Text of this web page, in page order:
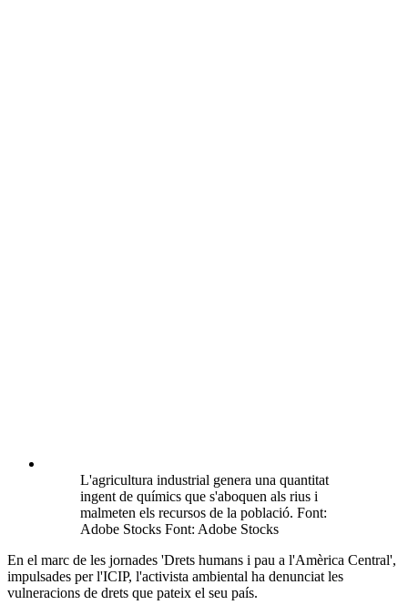
L'agricultura industrial genera una quantitat
ingent de químics que s'aboquen als rius i
malmeten els recursos de la població. Font:
Adobe Stocks Font: Adobe Stocks
En el marc de les jornades 'Drets humans i pau a l'Amèrica Central',
impulsades per l'ICIP, l'activista ambiental ha denunciat les
vulneracions de drets que pateix el seu país.